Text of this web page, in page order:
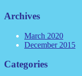
Archives
March 2020
December 2015
Categories